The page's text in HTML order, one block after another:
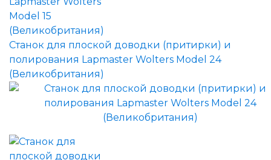
Станок для плоской доводки (притирки) и
полирования Lapmaster Wolters Model 24
(Великобритания)